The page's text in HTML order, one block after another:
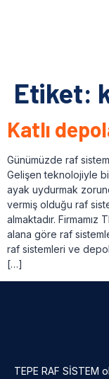
Etiket:
Katlı
Günümüzde raf
Gelişen teknolojiyle
ayak uydurmak
vermiş olduğu raf
almaktadır. Firmamız
alana göre raf
raf sistemleri ve
[…]
TEPE RAF SİSTEM